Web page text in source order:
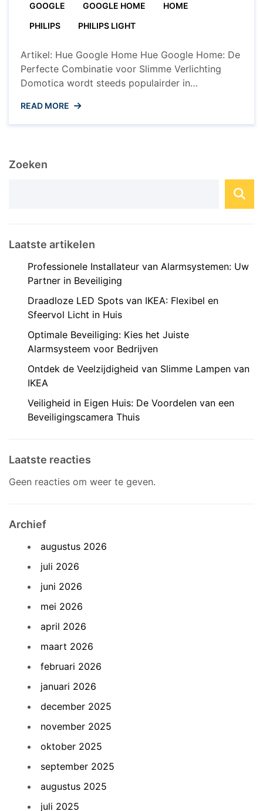
GOOGLE GOOGLE HOME
HOME
PHILIPS
PHILIPS LIGHT
Artikel: Hue Google Home Hue Google Home: De
Perfecte Combinatie voor Slimme Verlichting
Domotica wordt steeds populairder in
meest geliefde toepassingen is slimme
verlichting. Philips Hue en Google Home zijn twee
een naadloze en ...
READ MORE
Zoeken
Laatste artikelen
Professionele Installateur van Alarmsystemen: Uw
Partner in Beveiliging
Draadloze LED Spots van IKEA: Flexibel en
Sfeervol Licht in Huis
Optimale Beveiliging: Kies het Juiste
Alarmsysteem voor Bedrijven
Ontdek de Veelzijdigheid van Slimme Lampen van
IKEA
Veiligheid in Eigen Huis: De Voordelen van een
Beveiligingscamera Thuis
Laatste reacties
Geen reacties om weer te geven.
Archief
augustus 2026
juli 2026
juni 2026
mei 2026
april 2026
maart 2026
februari 2026
januari 2026
december 2025
november 2025
oktober 2025
september 2025
augustus 2025
juli 2025